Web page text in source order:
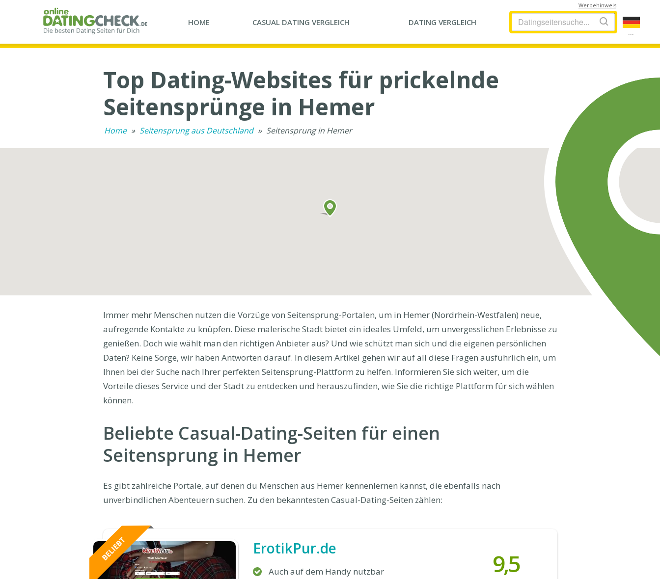
HOME CASUAL DATING VERGLEICH DATING VERGLEICH
...
Werbehinweis
Top Dating-Websites für prickelnde
Seitensprünge in Hemer
Home » Seitensprung aus Deutschland » Seitensprung in Hemer
Immer mehr Menschen nutzen die Vorzüge von Seitensprung-Portalen, um in Hemer (Nordrhein-Westfalen) neue,
aufregende Kontakte zu knüpfen. Diese malerische Stadt bietet ein ideales Umfeld, um unvergesslichen Erlebnisse zu
genießen. Doch wie wählt man den richtigen Anbieter aus? Und wie schützt man sich und die eigenen persönlichen
Daten? Keine Sorge, wir haben Antworten darauf. In diesem Artikel gehen wir auf all diese Fragen ausführlich ein, um
Ihnen bei der Suche nach Ihrer perfekten Seitensprung-Plattform zu helfen. Informieren Sie sich weiter, um die
Vorteile dieses Service und der Stadt zu entdecken und herauszufinden, wie Sie die richtige Plattform für sich wählen
können.
Beliebte Casual-Dating-Seiten für einen
Seitensprung in Hemer
Es gibt zahlreiche Portale, auf denen du Menschen aus Hemer kennenlernen kannst, die ebenfalls nach
unverbindlichen Abenteuern suchen. Zu den bekanntesten Casual-Dating-Seiten zählen:
ErotikPur.de
Auch auf dem Handy nutzbar
9,5